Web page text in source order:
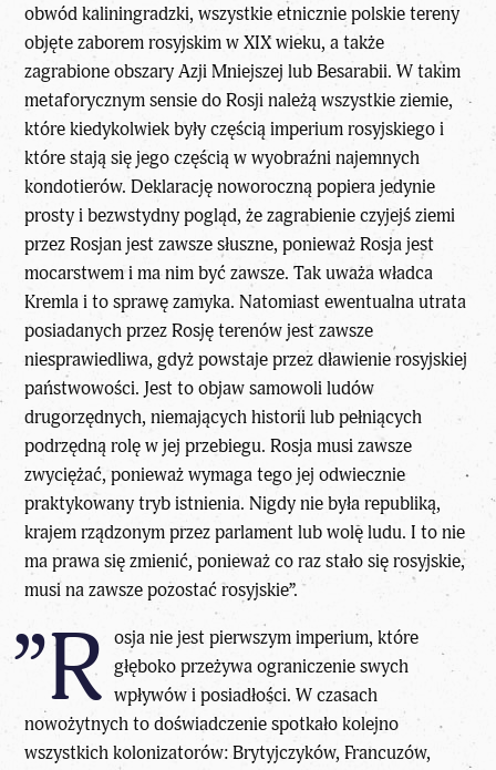
obwód kaliningradzki, wszystkie etnicznie polskie tereny
objęte zaborem rosyjskim w XIX wieku, a także
zagrabione obszary Azji Mniejszej lub Besarabii. W takim
metaforycznym sensie do Rosji należą wszystkie ziemie,
które kiedykolwiek były częścią imperium rosyjskiego i
które stają się jego częścią w wyobraźni najemnych
kondotierów. Deklarację noworoczną popiera jedynie
prosty i bezwstydny pogląd, że zagrabienie czyjejś ziemi
przez Rosjan jest zawsze słuszne, ponieważ Rosja jest
mocarstwem i ma nim być zawsze. Tak uważa władca
Kremla i to sprawę zamyka. Natomiast ewentualna utrata
posiadanych przez Rosję terenów jest zawsze
niesprawiedliwa, gdyż powstaje przez dławienie rosyjskiej
państwowości. Jest to objaw samowoli ludów
drugorzędnych, niemających historii lub pełniących
podrzędną rolę w jej przebiegu. Rosja musi zawsze
zwyciężać, ponieważ wymaga tego jej odwiecznie
praktykowany tryb istnienia. Nigdy nie była republiką,
krajem rządzonym przez parlament lub wolę ludu. I to nie
ma prawa się zmienić, ponieważ co raz stało się rosyjskie,
musi na zawsze pozostać rosyjskie”.
”R osja nie jest pierwszym imperium, które
głęboko przeżywa ograniczenie swych
wpływów i posiadłości. W czasach
nowożytnych to doświadczenie spotkało kolejno
wszystkich kolonizatorów: Brytyjczyków, Francuzów,